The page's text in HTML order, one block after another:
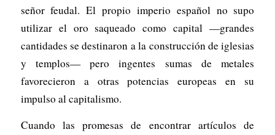
señor feudal. El propio imperio español no supo
utilizar el oro saqueado como capital —grandes
cantidades se destinaron a la construcción de iglesias
y templos— pero ingentes sumas de metales
favorecieron a otras potencias europeas en su
impulso al capitalismo.
Cuando las promesas de encontrar artículos de